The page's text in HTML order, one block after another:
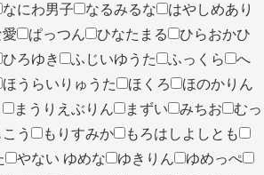
なにわ男子 なるみるな
はやしめあり
ぱっつん ひなたまる
ひらおかひ
ひろゆき ふじいゆうた ふっくら
へ
ほうらいりゅうた ほくろ
ほのかりん
まうりえぶりん まずい みちお
むっ
こう もりすみか
もろはしよしとも
やない ゆめな ゆきりん
ゆめっぺ